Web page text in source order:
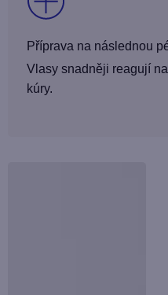
Příprava na následnou
Vlasy snadněji reagují
kúry.